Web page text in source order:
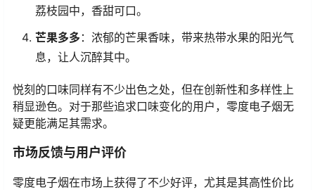
荔枝园中，香甜可口。
芒果多多 ：浓郁的芒果香味，带来热带水果的阳光气
息，让人沉醉其中。
悦刻的口味同样有不少出色之处，但在创新性和多样性上
稍显逊色。对于那些追求口味变化的用户，零度电子烟无
疑更能满足其需求。
市场反馈与用户评价
零度电子烟在市场上获得了不少好评，尤其是其高性价比